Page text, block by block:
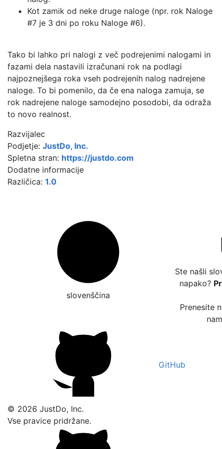
Kot zamik od neke druge naloge (npr. rok Naloge
#7 je 3 dni po roku Naloge #6).
Tako bi lahko pri nalogi z več podrejenimi nalogami in
fazami dela nastavili izračunani rok na podlagi
najpoznejšega roka vseh podrejenih nalog nadrejene
naloge. To bi pomenilo, da če ena naloga zamuja, se
rok nadrejene naloge samodejno posodobi, da odraža
to novo realnost.
Razvijalec
Podjetje: JustDo, Inc.
Spletna stran: https://justdo.com
Dodatne informacije
Različica: 1.0
slovenščina
Ste našli
napako?
Prenesite
GitHub
© 2026 JustDo, Inc.
Vse pravice pridržane.